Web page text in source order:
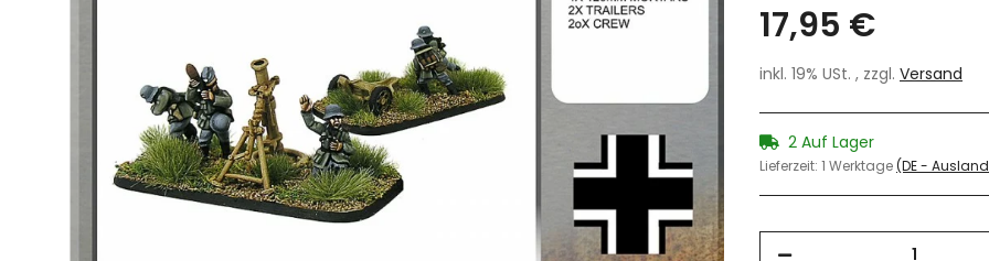
17,95 €
inkl. 19% USt. , zzgl. Versand
2 Auf Lager
Lieferzeit: 1 Werktage(DE -